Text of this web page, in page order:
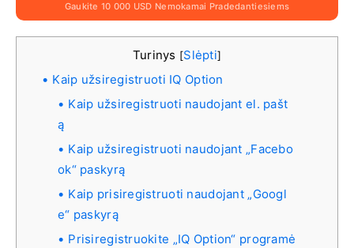
Gaukite 10 000 USD Nemokamai Pradedantiesiems
Turinys [Slėpti]
Kaip užsiregistruoti IQ Option
Kaip užsiregistruoti naudojant el. pašt
ą
Kaip užsiregistruoti naudojant „Facebo
ok“ paskyrą
Kaip prisiregistruoti naudojant „Googl
e“ paskyrą
Prisiregistruokite „IQ Option“ programė